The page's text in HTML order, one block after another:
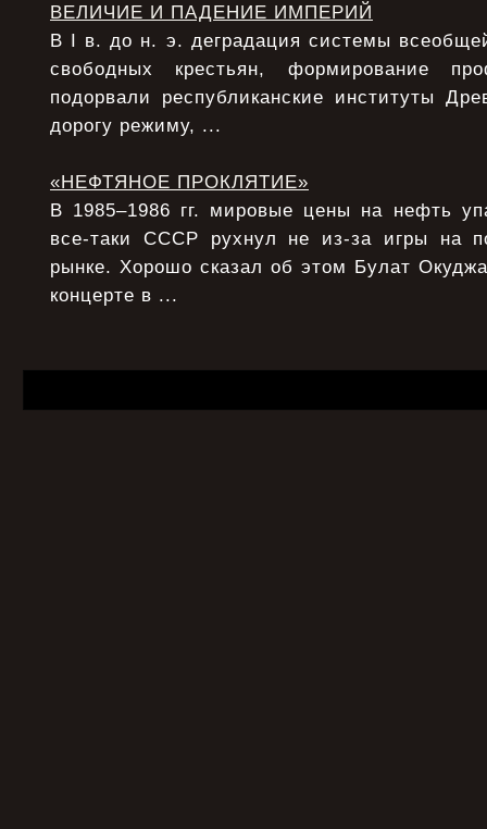
ВЕЛИЧИЕ И ПАДЕНИЕ ИМПЕРИЙ
В I в. до н. э. деградация системы
свободных крестьян, формирование
подорвали республиканские институты
дорогу режиму, ...
«НЕФТЯНОЕ ПРОКЛЯТИЕ»
В 1985–1986 гг. мировые цены на нефть
все-таки СССР рухнул не из-за игры на
рынке. Хорошо сказал об этом Булат
концерте в ...